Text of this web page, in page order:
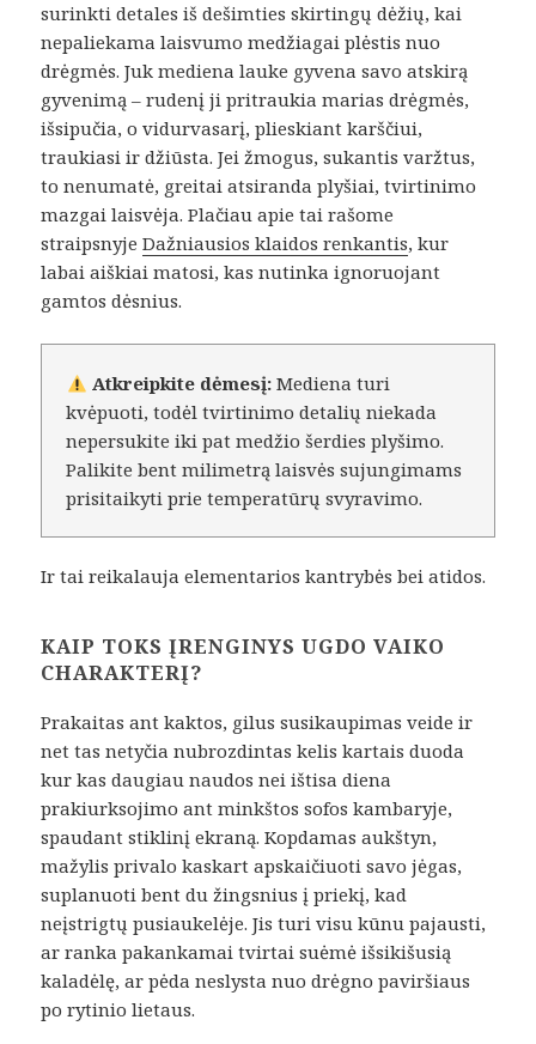
surinkti detales iš dešimties skirtingų dėžių, kai
nepaliekama laisvumo medžiagai plėstis nuo
drėgmės. Juk mediena lauke gyvena savo atskirą
gyvenimą – rudenį ji pritraukia marias drėgmės,
išsipučia, o vidurvasarį, plieskiant karščiui,
traukiasi ir džiūsta. Jei žmogus, sukantis varžtus,
to nenumatė, greitai atsiranda plyšiai, tvirtinimo
mazgai laisvėja. Plačiau apie tai rašome
straipsnyjeDažniausios klaidos renkantis, kur
labai aiškiai matosi, kas nutinka ignoruojant
gamtos dėsnius.
Atkreipkite dėmesį:Mediena turi
kvėpuoti, todėl tvirtinimo detalių niekada
nepersukite iki pat medžio šerdies plyšimo.
Palikite bent milimetrą laisvės sujungimams
prisitaikyti prie temperatūrų svyravimo.
Ir tai reikalauja elementarios kantrybės bei atidos.
KAIP TOKS ĮRENGINYS UGDO VAIKO
CHARAKTERĮ?
Prakaitas ant kaktos, gilus susikaupimas veide ir
net tas netyčia nubrozdintas kelis kartais duoda
kur kas daugiau naudos nei ištisa diena
prakiurksojimo ant minkštos sofos kambaryje,
spaudant stiklinį ekraną. Kopdamas aukštyn,
mažylis privalo kaskart apskaičiuoti savo jėgas,
suplanuoti bent du žingsnius į priekį, kad
neįstrigtų pusiaukelėje. Jis turi visu kūnu pajausti,
ar ranka pakankamai tvirtai suėmė išsikišusią
kaladėlę, ar pėda neslysta nuo drėgno paviršiaus
po rytinio lietaus.